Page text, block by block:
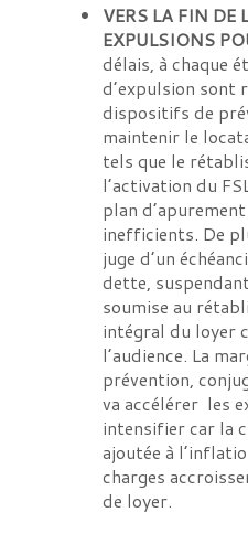
VERS LA FIN DE
EXPULSIONS
délais, à chaque
d’expulsion sont
dispositifs de
maintenir le
tels que le
l’activation du
plan
inefficients. De
juge d’un
dette,
soumise au
intégral du loyer
l’audience. La
prévention,
va accélérer les
intensifier car la
ajoutée à
charges
de loyer.